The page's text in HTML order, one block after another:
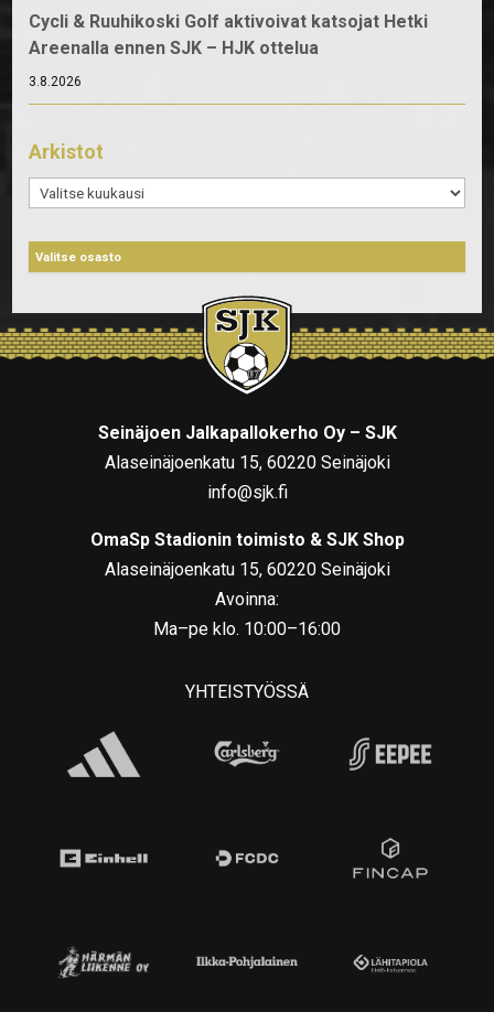
Cycli & Ruuhikoski Golf aktivoivat katsojat Hetki
Areenalla ennen SJK – HJK ottelua
3.8.2026
Arkistot
Arkistot
Seinäjoen Jalkapallokerho Oy – SJK
Alaseinäjoenkatu 15, 60220 Seinäjoki
info@sjk.fi
OmaSp Stadionin toimisto & SJK Shop
Alaseinäjoenkatu 15, 60220 Seinäjoki
Avoinna:
Ma–pe klo. 10:00–16:00
YHTEISTYÖSSÄ